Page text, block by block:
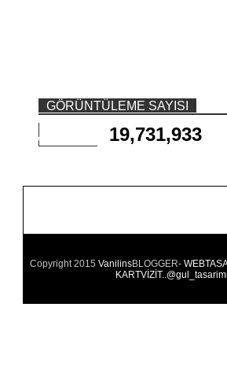
GÖRÜNTÜLEME SAYISI
19,731,933
Copyright 2015 VanilinsBLOGGER-